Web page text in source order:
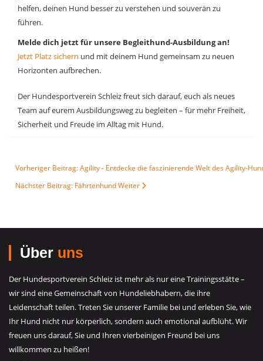
helfen, deinen Hund besser zu verstehen und souverän zu
führen.
Melde dich jetzt für unsere Begleithund-Ausbildung an!
Jetzt Platz sichern und mit deinem Hund gemeinsam zu neuen
Horizonten aufbrechen.
Der Hundesportverein Schleiz freut sich darauf, euch als neues
Team auf eurem Ausbildungsweg zu begleiten – für mehr Freiheit,
Sicherheit und Freude im Alltag mit Hund.
Vorheriger Beitrag: Agility - Entdecke die faszinierende Welt des Agility-
Nächster Beitrag: FährtenhundWeiter
Über uns
Der Hundesportverein Schleiz ist mehr als nur eine Trainingsstätte –
wir sind eine Gemeinschaft von Hundeliebhabern, die ihre
Leidenschaft teilen. Treten Sie unserer Familie bei und erleben Sie, wie
Ihr Hund nicht nur körperlich, sondern auch emotional aufblüht. Wir
freuen uns darauf, Sie und Ihren vierbeinigen Freund bei uns
willkommen zu heißen!